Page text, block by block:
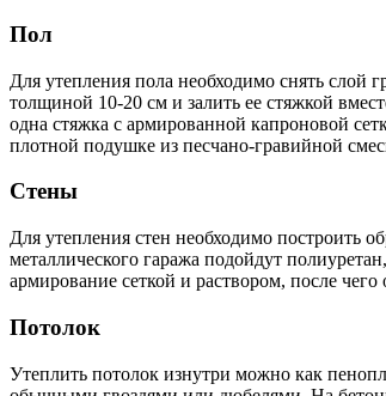
Пол
Для утепления пола необходимо снять
толщиной 10-20 см и залить ее стяжкой
одна стяжка с армированной капроновой
плотной подушке из песчано-гравийной
Стены
Для утепления стен необходимо построить
металлического гаража подойдут
армирование сеткой и раствором, после
Потолок
Утеплить потолок изнутри можно как